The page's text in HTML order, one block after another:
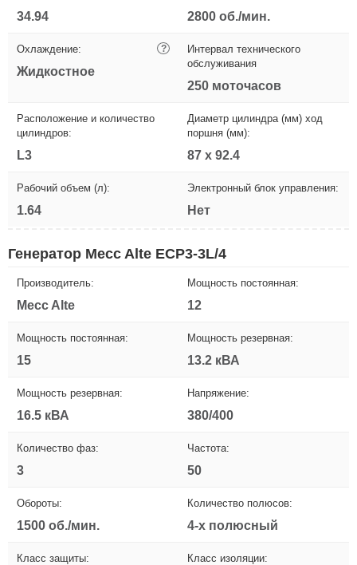
34.94 2800 об./мин.
Охлаждение: ?
Жидкостное
Интервал технического
обслуживания
250 моточасов
Расположение и количество
цилиндров:
L3
Диаметр цилиндра (мм) ход
поршня (мм):
87 х 92.4
Рабочий объем (л):
1.64
Электронный блок управления:
Нет
Генератор Mecc Alte ECP3-3L/4
Производитель:
Mecc Alte
Мощность постоянная:
12
Мощность постоянная:
15
Мощность резервная:
13.2 кВА
Мощность резервная:
16.5 кВА
Напряжение:
380/400
Количество фаз:
3
Частота:
50
Обороты:
1500 об./мин.
Количество полюсов:
4-х полюсный
Класс защиты: Класс изоляции: